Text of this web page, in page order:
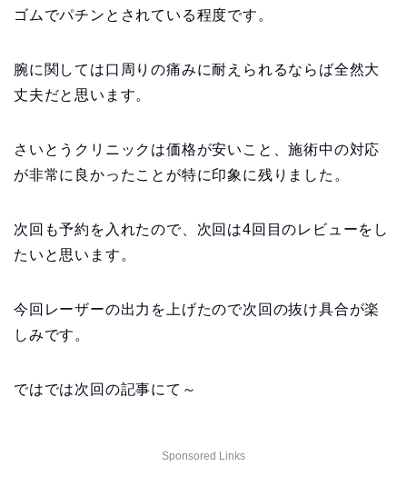
ゴムでパチンとされている程度です。
腕に関しては口周りの痛みに耐えられるならば全然大
丈夫だと思います。
さいとうクリニックは価格が安いこと、施術中の対応
が非常に良かったことが特に印象に残りました。
次回も予約を入れたので、次回は4回目のレビューをし
たいと思います。
今回レーザーの出力を上げたので次回の抜け具合が楽
しみです。
ではでは次回の記事にて～
Sponsored Links